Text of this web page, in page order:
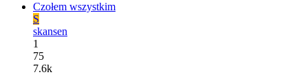
Czołem wszystkim
S
skansen
1
75
7.6k